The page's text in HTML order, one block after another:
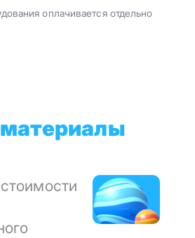
оплачивается отдельно